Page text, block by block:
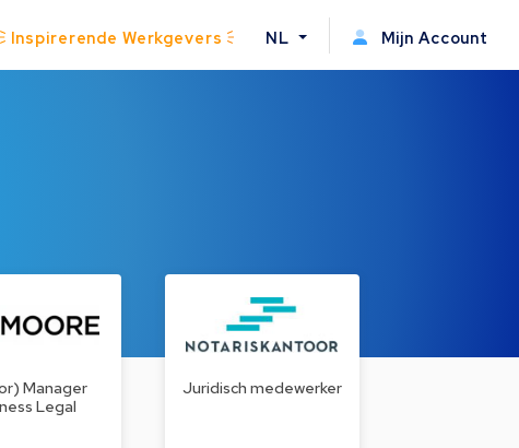
Inspirerende Werkgevers NL Mijn Account
Manager
Legal
Juridisch medewerker